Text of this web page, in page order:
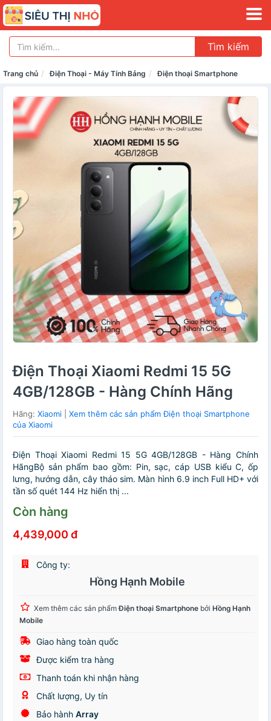
Tìm kiếm
Trang chủ Điện Thoại - Máy Tính Bảng Điện thoại Smartphone
Điện Thoại Xiaomi Redmi 15 5G
4GB/128GB - Hàng Chính Hãng
Hãng: Xiaomi
Xem thêm các sản phẩm Điện thoại Smartphone
của Xiaomi
Điện Thoại Xiaomi Redmi 15 5G 4GB/128GB - Hàng Chính
HãngBộ sản phẩm bao gồm: Pin, sạc, cáp USB kiểu C, ốp
lưng, hướng dẫn, cây tháo sim. Màn hình 6.9 inch Full HD+ với
tần số quét 144 Hz hiển thị ...
Còn hàng
4,439,000 đ
Công ty:
Hồng Hạnh Mobile
Xem thêm các sản phẩmĐiện thoại Smartphone bởi Hồng Hạnh
Mobile
Giao hàng toàn quốc
Được kiểm tra hàng
Thanh toán khi nhận hàng
Chất lượng, Uy tín
Bảo hành Array